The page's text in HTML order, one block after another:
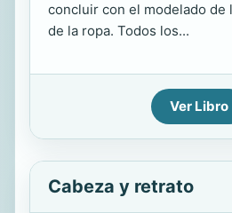
concluir con el modelado de
de la ropa. Todos los...
Ver Libro
Cabeza y retrato